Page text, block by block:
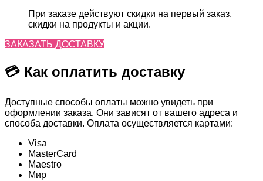
При заказе действуют скидки на первый заказ,
скидки на продукты и акции.
ЗАКАЗАТЬ ДОСТАВКУ
💳 Как оплатить доставку
Доступные способы оплаты можно увидеть при
оформлении заказа. Они зависят от вашего адреса и
способа доставки. Оплата осуществляется картами:
Visa
MasterСard
Maestro
Мир